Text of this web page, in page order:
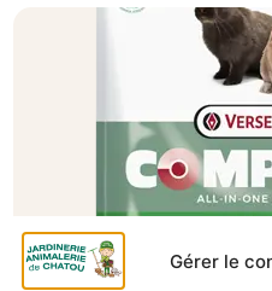
Gérer le